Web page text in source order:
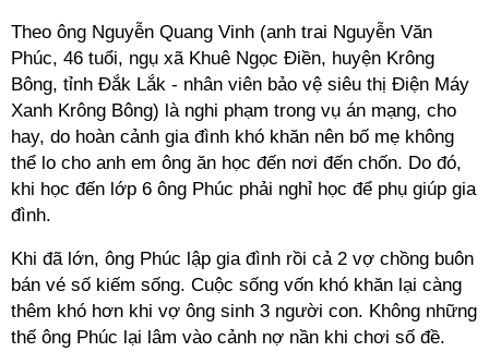
Theo ông Nguyễn Quang Vinh (anh trai Nguyễn Văn
Phúc, 46 tuổi, ngụ xã Khuê Ngọc Điền, huyện Krông
Bông, tỉnh Đắk Lắk - nhân viên bảo vệ siêu thị Điện Máy
Xanh Krông Bông) là nghi phạm trong vụ án mạng, cho
hay, do hoàn cảnh gia đình khó khăn nên bố mẹ không
thể lo cho anh em ông ăn học đến nơi đến chốn. Do đó,
khi học đến lớp 6 ông Phúc phải nghỉ học để phụ giúp gia
đình.
Khi đã lớn, ông Phúc lập gia đình rồi cả 2 vợ chồng buôn
bán vé số kiếm sống. Cuộc sống vốn khó khăn lại càng
thêm khó hơn khi vợ ông sinh 3 người con. Không những
thế ông Phúc lại lâm vào cảnh nợ nần khi chơi số đề.